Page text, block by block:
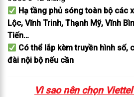
Hạ tầng phủ sóng toàn bộ các
Lộc, Vĩnh Trinh, Thạnh Mỹ, Vĩnh
Tiến…
Có thể lắp kèm truyền hình số,
đài nội bộ nếu cần
Vì sao nên chọn